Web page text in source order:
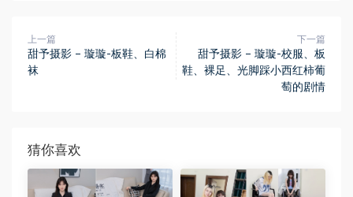
上一篇
甜予摄影 – 璇璇-板鞋、白棉
袜
下一篇
甜予摄影 – 璇璇-校服、板
鞋、裸足、光脚踩小西红柿葡
萄的剧情
猜你喜欢